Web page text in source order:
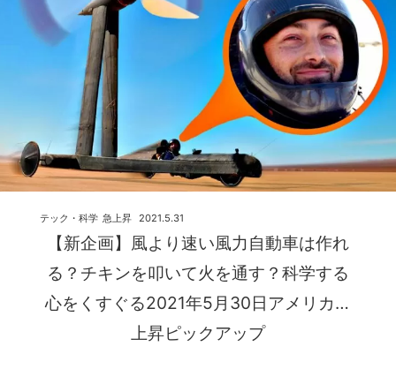
【新企画】風より速い風力自動車は作れ
る？チキンを叩いて火を通す？科学する
心をくすぐる2021年5月30日アメリカ急
上昇ピックアップ
2021.5.31
テック・科学 急上昇